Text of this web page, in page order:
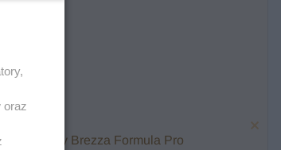
o Baby Brezza Formula Pro
oraz